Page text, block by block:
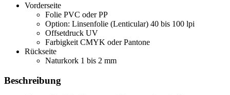
Vorderseite
Folie PVC oder PP
Option: Linsenfolie (Lenticular) 40 bis 100 lpi
Offsetdruck UV
Farbigkeit CMYK oder Pantone
Rückseite
Naturkork 1 bis 2 mm
Beschreibung